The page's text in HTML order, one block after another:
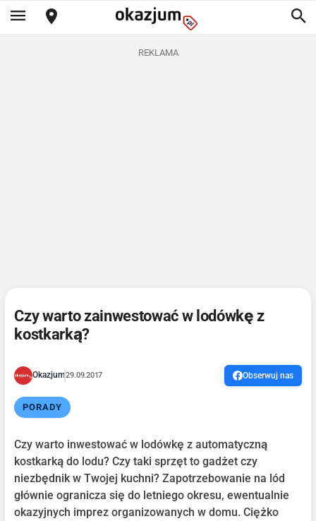
REKLAMA
Czy warto zainwestować w lodówkę z
kostkarką?
Okazjum29.09.2017 Obserwuj nas
PORADY
Czy warto inwestować w lodówkę z automatyczną
kostkarką do lodu? Czy taki sprzęt to gadżet czy
niezbędnik w Twojej kuchni? Zapotrzebowanie na lód
głównie ogranicza się do letniego okresu, ewentualnie
okazyjnych imprez organizowanych w domu. Ciężko